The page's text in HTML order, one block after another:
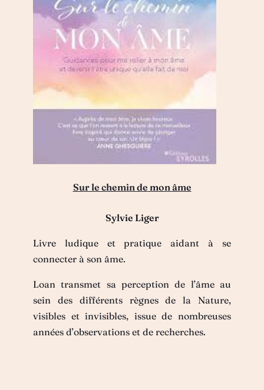
Sur le chemin de mon âme
Sylvie Liger
Livre ludique et pratique aidant à se
connecter à son âme.
Loan transmet sa perception de l’âme au
sein des différents règnes de la Nature,
visibles et invisibles, issue de nombreuses
années d’observations et de recherches.